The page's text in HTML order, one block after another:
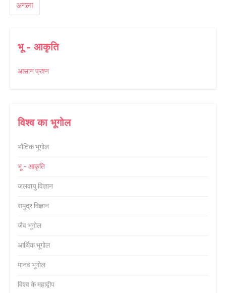
भू - आकृति
आसान प्रश्न
विश्व का भूगोल
भौतिक भूगोल
भू - आकृति
जलवायु विज्ञान
समुद्र विज्ञान
जैव भूगोल
आर्थिक भूगोल
मानव भूगोल
विश्व के महाद्वीप
अगला